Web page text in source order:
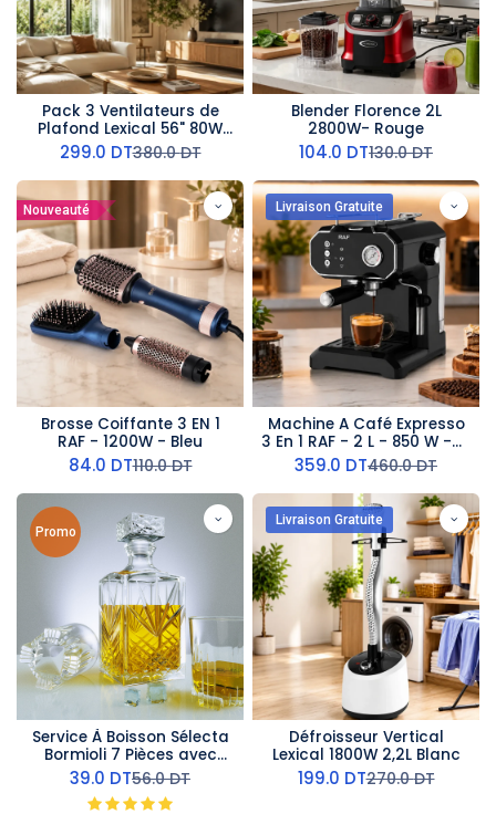
Pack 3 Ventilateurs de
Plafond Lexical 56" 80W
Argent
299.0 DT380.0DT
Blender Florence 2L
2800W- Rouge
104.0 DT130.0DT
Nouveauté
Brosse Coiffante 3 EN 1
RAF - 1200W - Bleu
84.0 DT110.0DT
Livraison Gratuite
Machine A Café Expresso
3 En 1 RAF - 2 L - 850 W -R-
104B- Noir
359.0 DT460.0DT
Promo
Service À Boisson Sélecta
Bormioli 7 Pièces avec
Carafe en verre
39.0 DT56.0DT
Livraison Gratuite
Défroisseur Vertical
Lexical 1800W 2,2L Blanc
199.0 DT270.0DT